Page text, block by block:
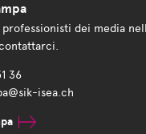
professionisti dei media
36
isea.ch